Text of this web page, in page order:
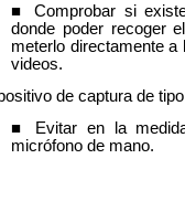
Comprobar si
donde poder recoger
meterlo directamente a
videos.
de captura de
Evitar en la
micrófono de mano.